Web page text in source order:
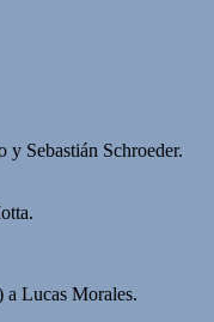
Sebastián Schroeder.
a Lucas Morales.